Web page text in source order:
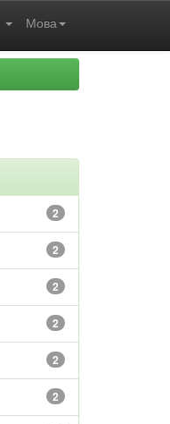
Мова
2
2
2
2
2
2